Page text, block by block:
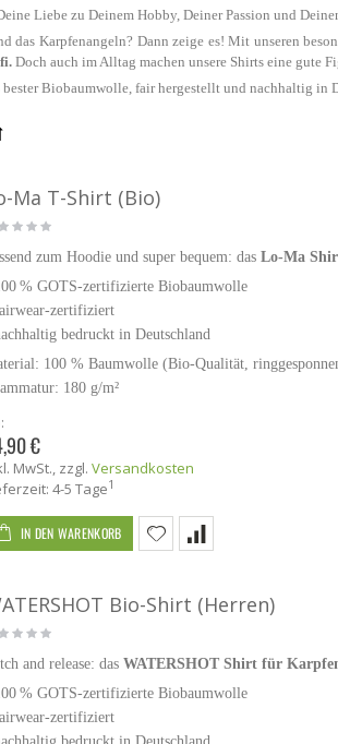
Liebe zu Deinem Hobby, Deiner Passion und
das Karpfenangeln? Dann zeige es! Mit unseren
Doch auch im Alltag machen unsere Shirts eine gute
bester Biobaumwolle, fair hergestellt und nachhaltig in
Ma T-Shirt (Bio)
zum Hoodie und super bequem: das Lo-Ma
% GOTS-zertifizierte Biobaumwolle
zertifiziert
bedruckt in Deutschland
100 % Baumwolle (Bio-Qualität,
180 g/m²
€
MwSt. zzgl. Versandkosten
4-5 Tage1
IN DEN WARENKORB
Bio-Shirt (Herren)
and release: das WATERSHOT Shirt für
% GOTS-zertifizierte Biobaumwolle
zertifiziert